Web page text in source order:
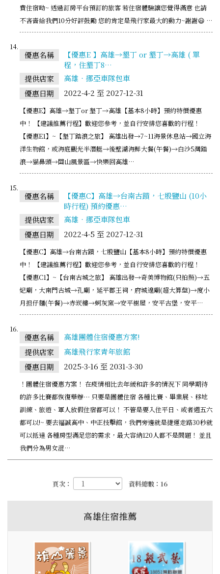
費住宿呦~ 透過訂房平台預訂的旅客 若住宿體驗讓您覺得滿意 也請
不吝嗇給我們10分好評鼓勵 您的肯定是飛行家最大的動力~謝謝😃 …
優惠名稱
【優惠E 】高雄→墾丁 or 墾丁→高雄 ( 單
程，住墾丁8…
提供店家
高雄‧挪亞車隊包車
優惠日期
2022-4-2 至 2027-12-31
【優惠E】高雄→墾丁or 墾丁→高雄【基本8小時】預約特價優惠
中！ 【建議推薦行程】歡迎您參考，並自行安排您喜歡的行程！
【優惠E1】~【墾丁踏浪之旅】 高雄出發→7~11海景休息站→國立海
洋生物館，或海底觀光半潛艇→後壁湖海鮮大餐(午餐)→白沙5灣踏
浪→貓鼻頭→關山風景區→快樂回高雄…
優惠名稱
【優惠C】高雄→台南古蹟，七股鹽山 (10小
時行程) 預約優惠…
提供店家
高雄‧挪亞車隊包車
優惠日期
2022-4-5 至 2027-12-31
【優惠C】高雄→台南古蹟，七股鹽山【基本8小時】預約特價優惠
中！ 【建議推薦行程】歡迎您參考，並自行安排您喜歡的行程！
【優惠C1】~【台南古城之旅】 高雄出發→奇美博物館(只拍照)→五
妃廟，大南門古城→孔廟，延平郡王祠，府城遑廟(超大算盤)→度小
月担仔麵(午餐)→赤崁樓→蚵灰窯→安平樹屋，安平古堡，安平…
優惠名稱
高雄團體住宿優惠方案!
提供店家
高雄飛行家青年旅館
優惠日期
2025-3-16 至 2031-3-30
！團體住宿優惠方案！ 在疫情相比去年緩和許多的情況下 同學期待
的許多比賽都恢復舉辦⋯ 只要是團體住宿 各種比賽、畢業展、移地
訓練、旅遊、軍人放假住宿都可以！ 不管是要入住平日、或者週五六
都可以!~ 要去福誠高中、中正技擊館，我們旁邊就是捷運走路30秒就
可以抵達 各種房型滿足您的需求，最大容納120人都不是問題！ 並且
我們分為男女混…
頁次： 資料總數：16
高雄住宿推薦